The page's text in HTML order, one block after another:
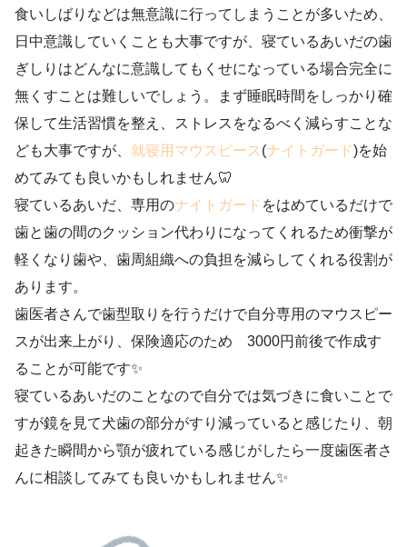
食いしばりなどは無意識に行ってしまうことが多いため、
日中意識していくことも大事ですが、寝ているあいだの歯
ぎしりはどんなに意識してもくせになっている場合完全に
無くすことは難しいでしょう。まず睡眠時間をしっかり確
保して生活習慣を整え、ストレスをなるべく減らすことな
ども大事ですが、 就寝用マウスピース (ナイトガード)を始
めてみても良いかもしれません🦷
寝ているあいだ、専用のナイトガード をはめているだけで
歯と歯の間のクッション代わりになってくれるため衝撃が
軽くなり歯や、歯周組織への負担を減らしてくれる役割が
あります。
歯医者さんで歯型取りを行うだけで自分専用のマウスピー
スが出来上がり、保険適応のため 3000円前後で作成す
ることが可能です✨
寝ているあいだのことなので自分では気づきに食いことで
すが鏡を見て犬歯の部分がすり減っていると感じたり、朝
起きた瞬間から顎が疲れている感じがしたら一度歯医者さ
んに相談してみても良いかもしれません✨